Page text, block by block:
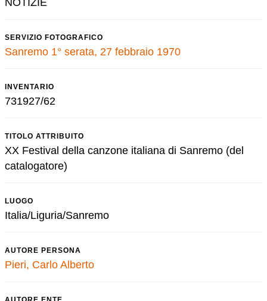
NOTIZIE
SERVIZIO FOTOGRAFICO
Sanremo 1° serata, 27 febbraio 1970
INVENTARIO
731927/62
TITOLO ATTRIBUITO
XX Festival della canzone italiana di Sanremo (del
catalogatore)
LUOGO
Italia/Liguria/Sanremo
AUTORE PERSONA
Pieri, Carlo Alberto